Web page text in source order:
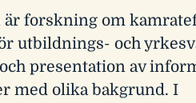
är forskning om
utbildnings- och
presentation av
med olika bakgrund. I